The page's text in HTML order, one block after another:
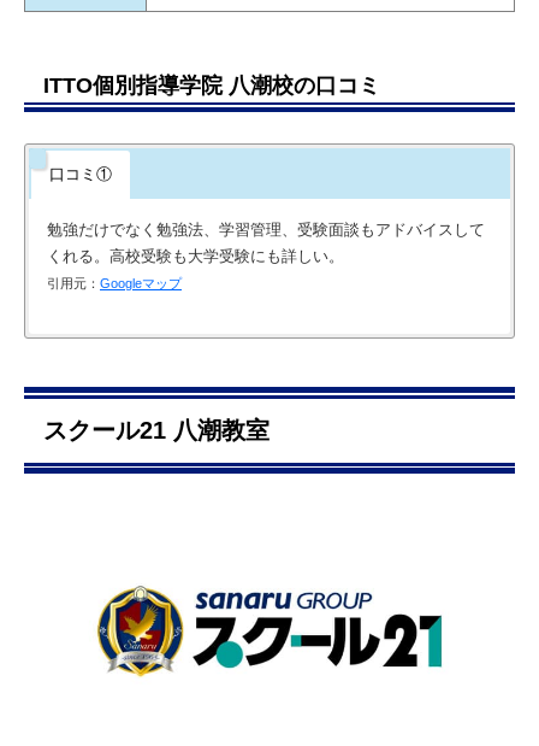
ITTO個別指導学院 八潮校の口コミ
口コミ①
勉強だけでなく勉強法、学習管理、受験面談もアドバイスして
くれる。高校受験も大学受験にも詳しい。
引用元： Googleマップ
スクール21 八潮教室